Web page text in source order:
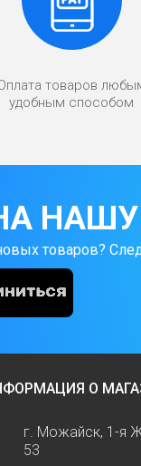
товаров
удобным способом
НАШУ
товаров?
О
г. Можайск, 1-я
53